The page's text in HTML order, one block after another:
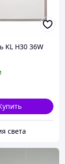
KL H30 36W
света